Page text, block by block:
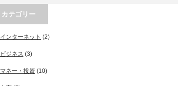
カテゴリー
インターネット (2)
ビジネス (3)
マネー・投資 (10)